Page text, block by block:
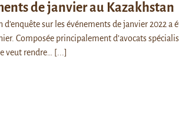
de janvier au Kazakhstan
sur les événements de janvier 2022 a
Composée principalement d’avocats
veut rendre…
[...]